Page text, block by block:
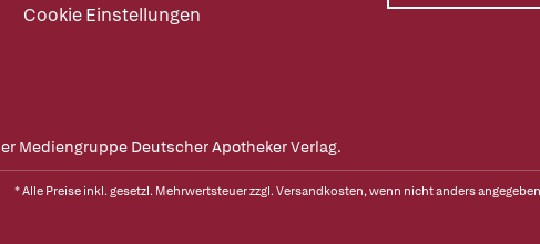
Cookie Einstellungen
Mediengruppe Deutscher Apotheker Verlag.
* Alle Preise inkl. gesetzl. Mehrwertsteuer zzgl.Versandkosten, wenn nicht anders